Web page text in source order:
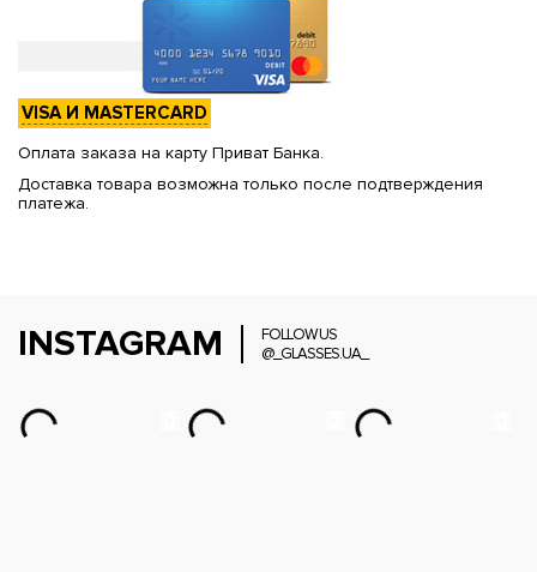
VISA И MASTERCARD
Оплата заказа на карту Приват Банка.
Доставка товара возможна только после подтверждения
платежа.
INSTAGRAM
FOLLOW US
@_GLASSES.UA_